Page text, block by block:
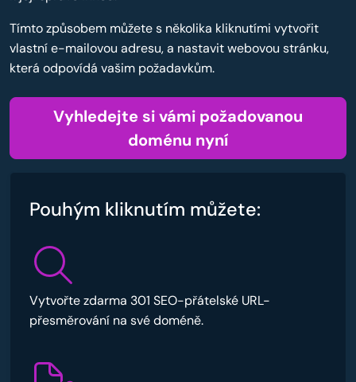
Tímto způsobem můžete s několika kliknutími vytvořit
vlastní e-mailovou adresu, a nastavit webovou stránku,
která odpovídá vašim požadavkům.
Vyhledejte si vámi požadovanou
doménu nyní
Pouhým kliknutím můžete:
Vytvořte zdarma 301 SEO-přátelské URL-
přesměrování na své doméně.